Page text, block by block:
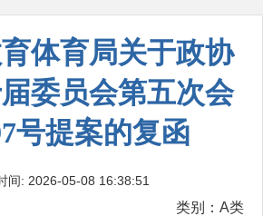
体育局关于政协
委员会第五次会
号提案的复函
间: 2026-05-08 16:38:51
类别：A类